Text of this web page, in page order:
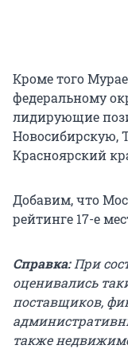
Кроме того
федеральному
лидирующие
Новосибирскую,
Красноярский
Добавим, что
рейтинге 17-е
Справка:При
оценивались
поставщиков,
также